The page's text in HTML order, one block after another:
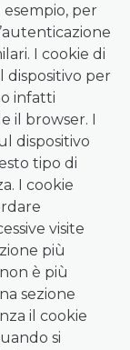
per
I cookie di
dispositivo per
infatti
il browser. I
dispositivo
tipo di
I cookie
visite
più
è più
sezione
il cookie
si